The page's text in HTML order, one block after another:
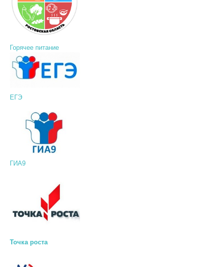
Горячее питание
ЕГЭ
ГИА9
Точка роста